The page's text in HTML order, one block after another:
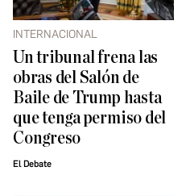
INTERNACIONAL
Un tribunal frena las
obras del Salón de
Baile de Trump hasta
que tenga permiso del
Congreso
El Debate